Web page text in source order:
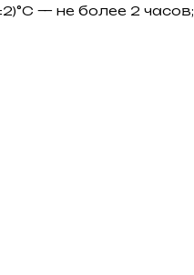
— не более 2 часов;